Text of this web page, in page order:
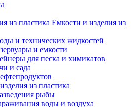
Емкости и изделия из
и технических жидкостей
и емкости
для песка и химикатов
и сада
из пластика
рыбы